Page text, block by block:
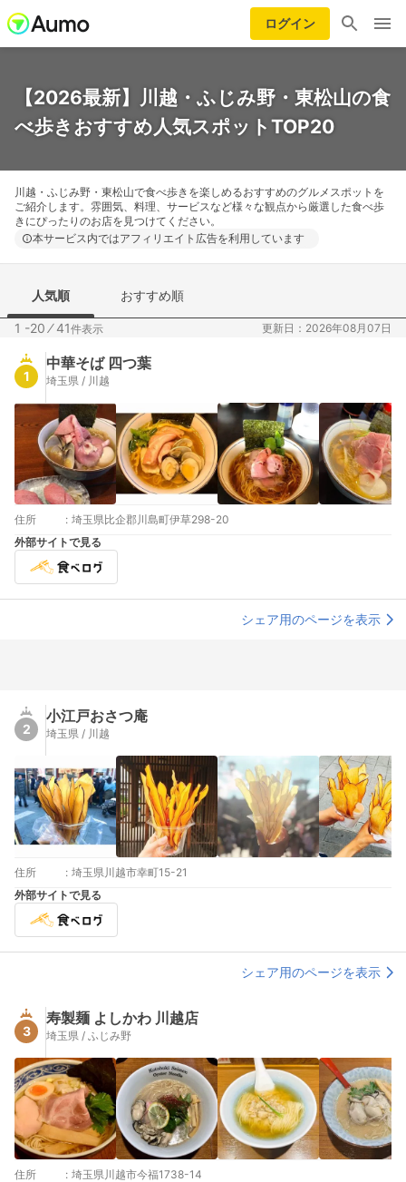
ログイン
【2026最新】川越・ふじみ野・東松山の食
べ歩きおすすめ人気スポットTOP20
川越・ふじみ野・東松山で食べ歩きを楽しめるおすすめのグルメスポットを
ご紹介します。雰囲気、料理、サービスなど様々な観点から厳選した食べ歩
きにぴったりのお店を見つけてください。
本サービス内ではアフィリエイト広告を利用しています
人気順 おすすめ順
1 -20 ⁄41件表示 更新日：2026年08月07日
1
中華そば 四つ葉
埼玉県 / 川越
住所 : 埼玉県比企郡川島町伊草298-20
外部サイトで見る
シェア用のページを表示
2
小江戸おさつ庵
埼玉県 / 川越
住所 : 埼玉県川越市幸町15-21
外部サイトで見る
シェア用のページを表示
3
寿製麺 よしかわ 川越店
埼玉県 / ふじみ野
住所 : 埼玉県川越市今福1738-14